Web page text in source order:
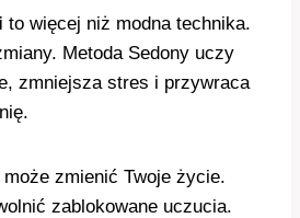
to więcej niż modna technika.
Metoda Sedony uczy
zmniejsza stres i przywraca
może zmienić Twoje życie.
zablokowane uczucia.